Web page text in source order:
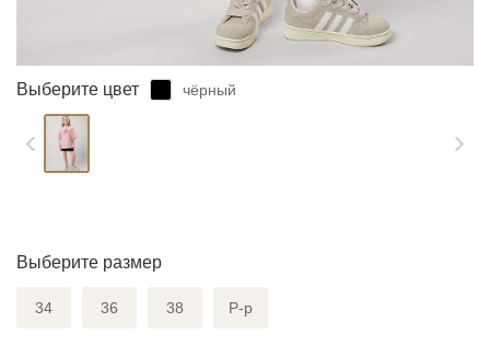
Выберите цвет чёрный
Выберите размер
34 36 38 Р-р